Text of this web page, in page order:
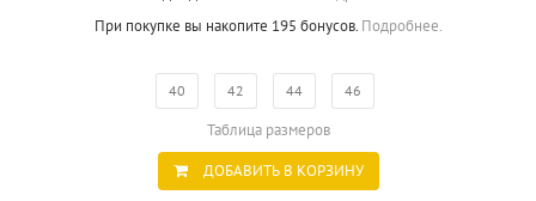
При покупке вы накопите 195 бонусов. Подробнее.
40 42 44 46
Таблица размеров
ДОБАВИТЬ В КОРЗИНУ